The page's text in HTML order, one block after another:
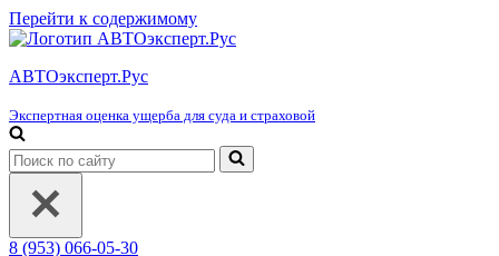
Перейти к содержимому
АВТОэксперт.Рус
Экспертная оценка ущерба для суда и страховой
Искать...
8 (953) 066-05-30